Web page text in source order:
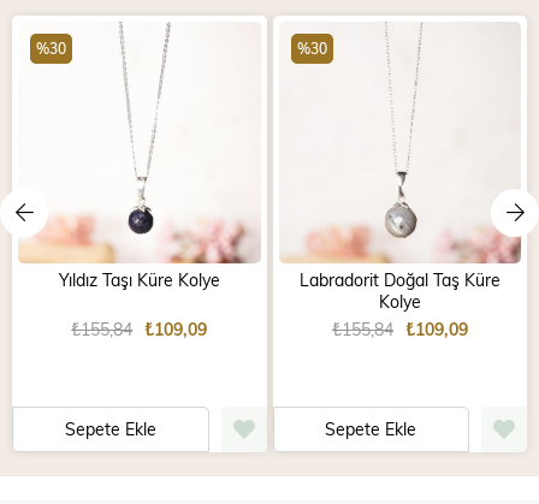
Yıldız Taşı Küre Kolye
₺109,09
₺155,84
Sepete Ekle
%30
Labradorit Doğal Taş Küre
Kolye
₺109,09
₺155,84
Sepete Ekle
%30